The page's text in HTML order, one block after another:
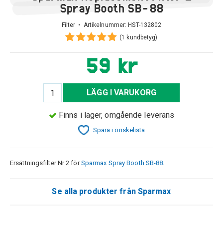
Spray Booth SB-88
Filter • Artikelnummer: HST-132802
(1 kundbetyg)
59 kr
LÄGG I VARUKORG
Finns i lager, omgående leverans
Spara i önskelista
Ersättningsfilter Nr 2 förSparmax Spray Booth SB-88.
Se alla produkter från Sparmax